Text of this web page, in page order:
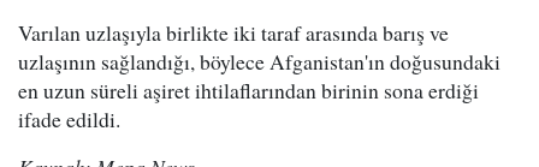
Varılan uzlaşıyla birlikte iki taraf arasında barış ve
uzlaşının sağlandığı, böylece Afganistan'ın doğusundaki
en uzun süreli aşiret ihtilaflarından birinin sona erdiği
ifade edildi.